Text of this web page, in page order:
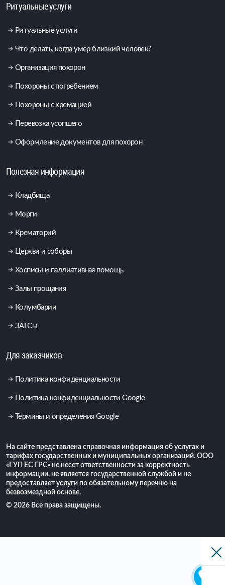
Ритуальные услуги
Ритуальные услуги
Что делать, когда умер близкий человек?
Организация похорон
Похороны с погребением
Похороны с кремацией
Перевозка усопшего
Оформление документов для похорон
Полезная информация
Кладбища
Морги
Крематорий
Церкви и соборы
Хосписы и паллиативная помощь
Залы прощания
Колумбарии
ЗАГСы
Для заказчиков
Политика конфиденциальности
Политика конфиденциальности Google
Термины и определения Google
На сайте представлена справочная информация об услугах и
тарифах государственных и муниципальных организаций. ООО
«ГУП ЕС ГРС» не несет ответственности за корректность
информации, не является государственной службой и не
предоставляет услуги по обязательному перечню на
безвозмездной основе.
© 2026 Все права защищены.